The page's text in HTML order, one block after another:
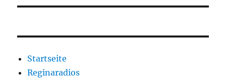
Startseite
Reginaradios